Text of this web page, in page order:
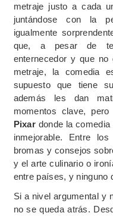
metraje justo a cada
juntándose con la
igualmente
que, a pesar de
enternecedor y que
metraje, la comedia
supuesto que tiene
además les dan
momentos clave,
Pixar donde la
inmejorable. Entre
bromas y consejos
y el arte culinario o
entre países, y ninguno
Si a nivel argumental y
no se queda atrás.